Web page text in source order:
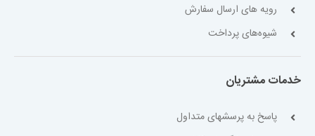
رویه های ارسال سفارش
شیوه‌های پرداخت
خدمات مشتریان
پاسخ به پرسشهای متداول